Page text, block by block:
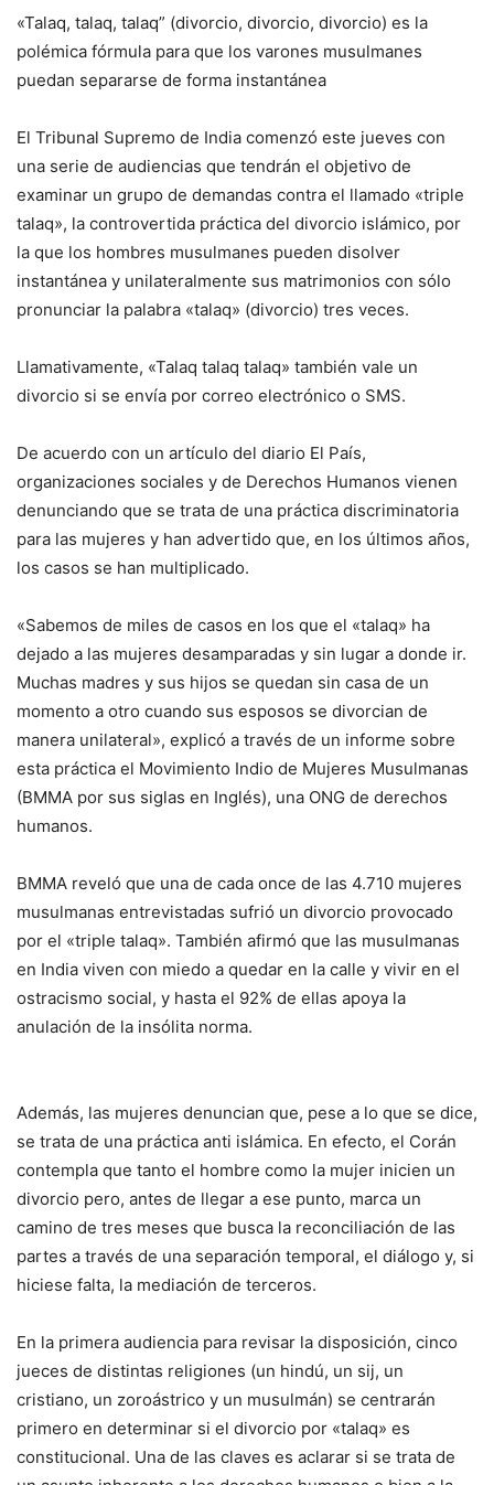
«Talaq, talaq, talaq” (divorcio, divorcio, divorcio) es la
polémica fórmula para que los varones musulmanes
puedan separarse de forma instantánea
El Tribunal Supremo de India comenzó este jueves con
una serie de audiencias que tendrán el objetivo de
examinar un grupo de demandas contra el llamado «triple
talaq», la controvertida práctica del divorcio islámico, por
la que los hombres musulmanes pueden disolver
instantánea y unilateralmente sus matrimonios con sólo
pronunciar la palabra «talaq» (divorcio) tres veces.
Llamativamente, «Talaq talaq talaq» también vale un
divorcio si se envía por correo electrónico o SMS.
De acuerdo con un artículo del diario El País,
organizaciones sociales y de Derechos Humanos vienen
denunciando que se trata de una práctica discriminatoria
para las mujeres y han advertido que, en los últimos años,
los casos se han multiplicado.
«Sabemos de miles de casos en los que el «talaq» ha
dejado a las mujeres desamparadas y sin lugar a donde ir.
Muchas madres y sus hijos se quedan sin casa de un
momento a otro cuando sus esposos se divorcian de
manera unilateral», explicó a través de un informe sobre
esta práctica el Movimiento Indio de Mujeres Musulmanas
(BMMA por sus siglas en Inglés), una ONG de derechos
humanos.
BMMA reveló que una de cada once de las 4.710 mujeres
musulmanas entrevistadas sufrió un divorcio provocado
por el «triple talaq». También afirmó que las musulmanas
en India viven con miedo a quedar en la calle y vivir en el
ostracismo social, y hasta el 92% de ellas apoya la
anulación de la insólita norma.
Además, las mujeres denuncian que, pese a lo que se dice,
se trata de una práctica anti islámica. En efecto, el Corán
contempla que tanto el hombre como la mujer inicien un
divorcio pero, antes de llegar a ese punto, marca un
camino de tres meses que busca la reconciliación de las
partes a través de una separación temporal, el diálogo y, si
hiciese falta, la mediación de terceros.
En la primera audiencia para revisar la disposición, cinco
jueces de distintas religiones (un hindú, un sij, un
cristiano, un zoroástrico y un musulmán) se centrarán
primero en determinar si el divorcio por «talaq» es
constitucional. Una de las claves es aclarar si se trata de